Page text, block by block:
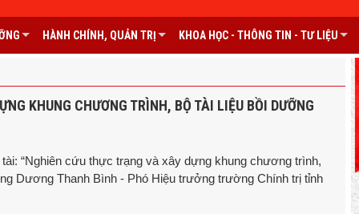
HÀNH CHÍNH, QUẢN TRỊ KHOA HỌC - THÔNG TIN - TƯ LIỆU
KHUNG CHƯƠNG TRÌNH, BỘ TÀI LIỆU BỒI DƯỠNG
“Nghiên cứu thực trạng và xây dựng khung chương trình,
Dương Thanh Bình - Phó Hiệu trưởng trường Chính trị tỉnh